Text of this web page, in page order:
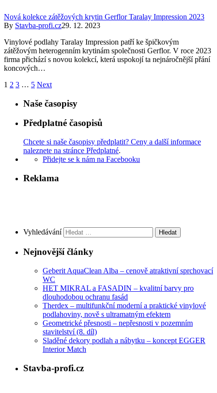
Nová kolekce zátěžových krytin Gerflor Taralay Impression 2023
By Stavba-profi.cz29. 12. 2023
Vinylové podlahy Taralay Impression patří ke špičkovým
zátěžovým heterogenním krytinám společnosti Gerflor. V roce 2023
firma přichází s novou kolekcí, která uspokojí ta nejnáročnější přání
koncových…
1 2 3 … 5 Next
Naše časopisy
Předplatné časopisů
Chcete si naše časopisy předplatit? Ceny a další informace
naleznete na stránce Předplatné.
Přidejte se k nám na Facebooku
Reklama
Vyhledávání
Nejnovější články
Geberit AquaClean Alba – cenově atraktivní sprchovací
WC
HET MIKRAL a FASADIN – kvalitní barvy pro
dlouhodobou ochranu fasád
Therdex – multifunkční moderní a praktické vinylové
podlahoviny, nově s ultramatným efektem
Geometrické přesnosti – nepřesnosti v pozemním
stavitelství (8. díl)
Sladěné dekory podlah a nábytku – koncept EGGER
Interior Match
Stavba-profi.cz